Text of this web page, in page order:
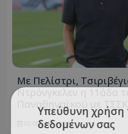
Με Πελίστρι,
Ντρόνγκελεν η 11άδα
Παναθηναϊκού με
05.08.2026 - 20:31
Υπεύθυνη χρήση
δεδομένων σας